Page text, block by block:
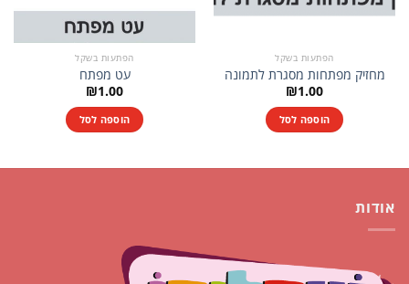
הפתעות בשקל
מחזיק מפתחות מסגרת לתמונה
₪1.00
הוספה לסל
הפתעות בשקל
עט מפתח
₪1.00
הוספה לסל
אודות